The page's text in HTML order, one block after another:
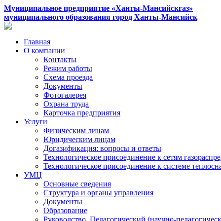
Муниципальное предприятие «Ханты-Мансийскгаз»
муниципального образования город Ханты-Мансийск
Главная
О компании
Контакты
Режим работы
Схема проезда
Документы
Фотогалерея
Охрана труда
Карточка предприятия
Услуги
Физическим лицам
Юридическим лицам
Догазификация: вопросы и ответы
Технологическое присоединение к сетям
Технологическое присоединение к системе
УМЦ
Основные сведения
Структура и органы управления
Документы
Образование
Руководство. Педагогический (научно-